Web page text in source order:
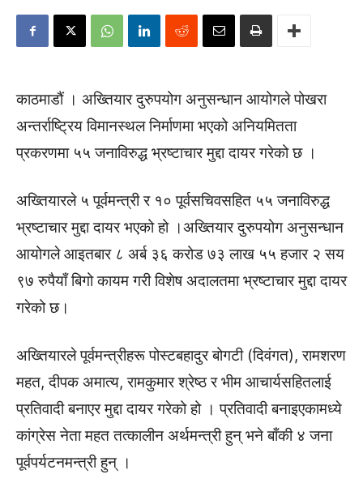
काठमाडौं । अख्तियार दुरुपयोग अनुसन्धान आयोगले पोखरा
अन्तर्राष्ट्रिय विमानस्थल निर्माणमा भएको अनियमितता
प्रकरणमा ५५ जनाविरुद्ध भ्रष्टाचार मुद्दा दायर गरेको छ ।
अख्तियारले ५ पूर्वमन्त्री र १० पूर्वसचिवसहित ५५ जनाविरुद्ध
भ्रष्टाचार मुद्दा दायर भएको हो ।अख्तियार दुरुपयोग अनुसन्धान
आयोगले आइतबार ८ अर्ब ३६ करोड ७३ लाख ५५ हजार २ सय
९७ रुपैयाँ बिगो कायम गरी विशेष अदालतमा भ्रष्टाचार मुद्दा दायर
गरेको छ।
अख्तियारले पूर्वमन्त्रीहरू पोस्टबहादुर बोगटी (दिवंगत), रामशरण
महत, दीपक अमात्य, रामकुमार श्रेष्ठ र भीम आचार्यसहितलाई
प्रतिवादी बनाएर मुद्दा दायर गरेको हो । प्रतिवादी बनाइएकामध्ये
कांग्रेस नेता महत तत्कालीन अर्थमन्त्री हुन् भने बाँकी ४ जना
पूर्वपर्यटनमन्त्री हुन् ।